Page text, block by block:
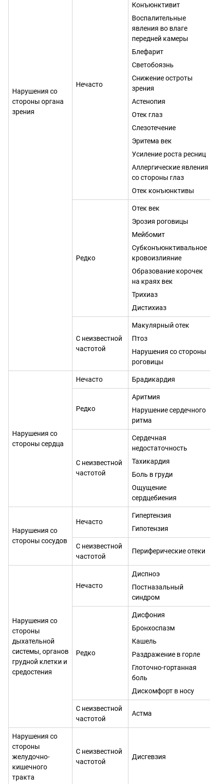
Нарушения со
стороны органа
зрения
Нечасто
Конъюнктивит
Воспалительные
явления во влаге
передней камеры
Блефарит
Светобоязнь
Снижение остроты
зрения
Астенопия
Отек глаз
Слезотечение
Эритема век
Усиление роста ресниц
Аллергические явления
со стороны глаз
Отек конъюнктивы
Редко
Отек век
Эрозия роговицы
Мейбомит
Субконъюнктивальное
кровоизлияние
Образование корочек
на краях век
Трихиаз
Дистихиаз
С неизвестной
частотой
Макулярный отек
Птоз
Нарушения со стороны
роговицы
Нарушения со
стороны сердца
Нечасто Брадикардия
Редко
Аритмия
Нарушение сердечного
ритма
С неизвестной
частотой
Сердечная
недостаточность
Тахикардия
Боль в груди
Ощущение
сердцебиения
Нарушения со
стороны сосудов
Нечасто
Гипертензия
Гипотензия
С неизвестной
частотой
Периферические отеки
Нарушения со
стороны
дыхательной
системы, органов
грудной клетки и
средостения
Нечасто
Диспноэ
Постназальный
синдром
Редко
Дисфония
Бронхоспазм
Кашель
Раздражение в горле
Глоточно-гортанная
боль
Дискомфорт в носу
С неизвестной
частотой
Астма
Нарушения со
стороны
желудочно-
кишечного
тракта
С неизвестной
частотой
Дисгевзия